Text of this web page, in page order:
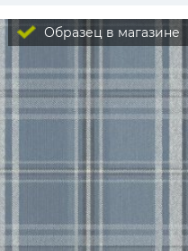
Образец в магазине